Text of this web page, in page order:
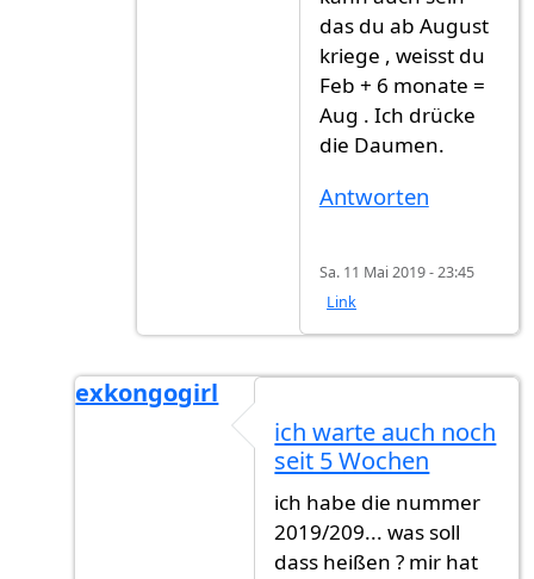
das du ab August
kriege , weisst du
Feb + 6 monate =
Aug . Ich drücke
die Daumen.
Antworten
Sa. 11 Mai 2019 - 23:45
Link
exkongogirl
Noch paar monat vonHehav
ich warte auch noch
seit 5 Wochen
ich habe die nummer
2019/209... was soll
dass heißen ? mir hat